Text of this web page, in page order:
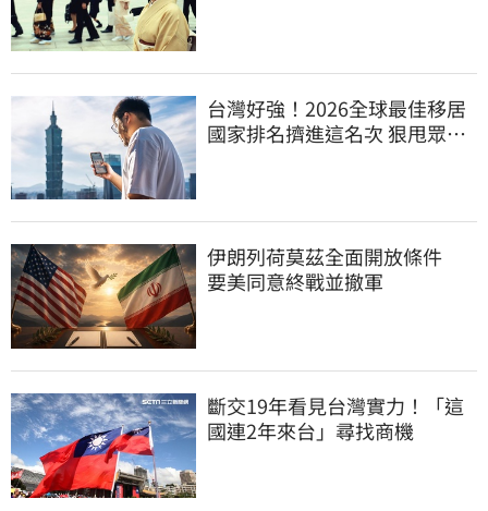
台灣好強！2026全球最佳移居
國家排名擠進這名次 狠甩眾多
伊朗列荷莫茲全面開放條件
要美同意終戰並撤軍
斷交19年看見台灣實力！「這
國連2年來台」尋找商機